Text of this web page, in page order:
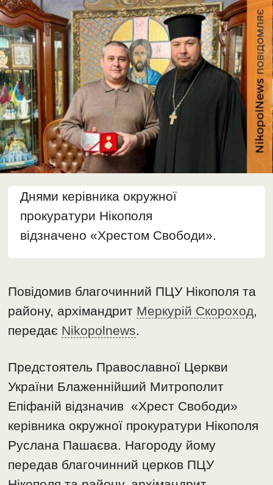
Днями керівника окружної
прокуратури Нікополя
відзначено «Хрестом Свободи».
Повідомив благочинний ПЦУ Нікополя та
району, архімандрит Меркурій Скороход,
передає Nikopolnews.
Предстоятель Православної Церкви
України Блаженнійший Митрополит
Епіфаній відзначив «Хрест Свободи»
керівника окружної прокуратури Нікополя
Руслана Пашаєва. Нагороду йому
передав благочинний церков ПЦУ